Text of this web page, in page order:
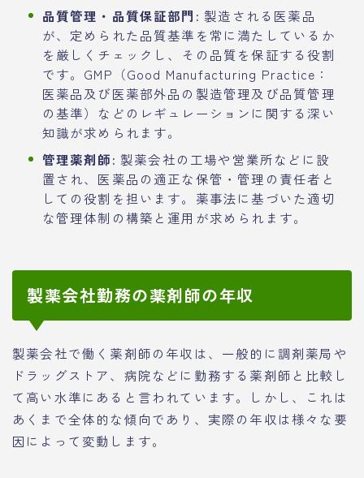
品質管理・品質保証部門: 製造される医薬品
が、定められた品質基準を常に満たしているか
を厳しくチェックし、その品質を保証する役割
です。GMP（Good Manufacturing Practice：
医薬品及び医薬部外品の製造管理及び品質管理
の基準）などのレギュレーションに関する深い
知識が求められます。
管理薬剤師: 製薬会社の工場や営業所などに設
置され、医薬品の適正な保管・管理の責任者と
しての役割を担います。薬事法に基づいた適切
な管理体制の構築と運用が求められます。
製薬会社勤務の薬剤師の年収
製薬会社で働く薬剤師の年収は、一般的に調剤薬局や
ドラッグストア、病院などに勤務する薬剤師と比較し
て高い水準にあると言われています。しかし、これは
あくまで全体的な傾向であり、実際の年収は様々な要
因によって変動します。